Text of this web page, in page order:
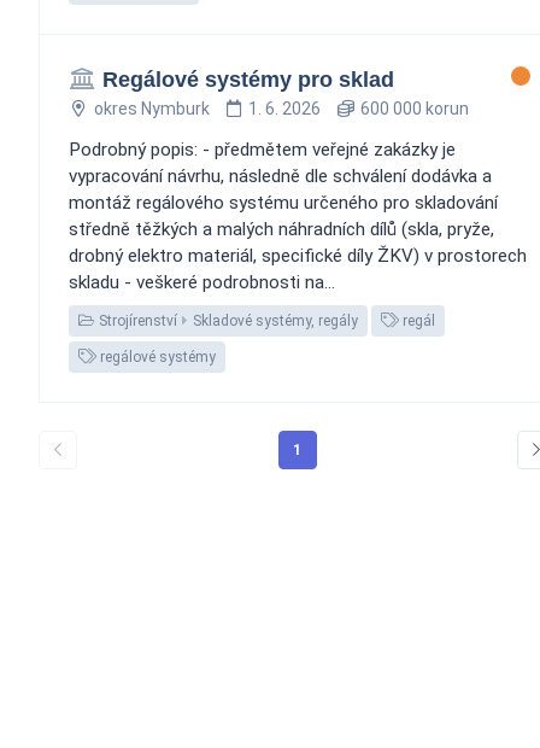
Regálové systémy pro sklad
okres Nymburk 1. 6. 2026 600 000 korun
Podrobný popis: - předmětem veřejné zakázky je
vypracování návrhu, následně dle schválení dodávka a
montáž regálového systému určeného pro skladování
středně těžkých a malých náhradních dílů (skla, pryže,
drobný elektro materiál, specifické díly ŽKV) v prostorech
skladu - veškeré podrobnosti na...
Strojírenství Skladové systémy, regály regál
regálové systémy
1